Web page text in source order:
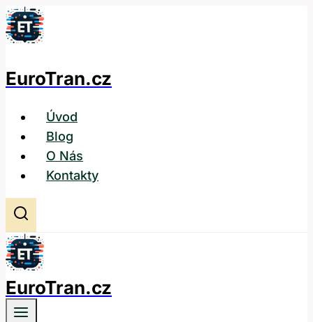
Přeskočit
na
EuroTran.cz
Úvod
Blog
O Nás
Kontakty
EuroTran.cz